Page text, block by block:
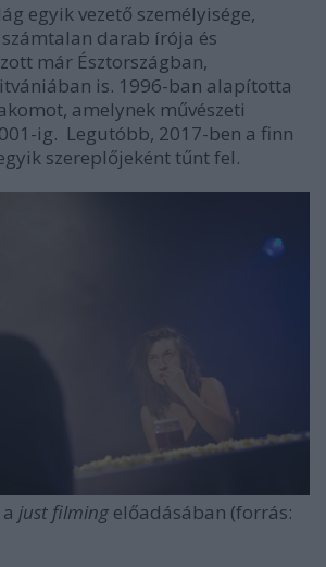
egyik vezető személyisége,
számtalan darab írója és
már Észtországban,
is. 1996-ban alapította
amelynek művészeti
ig. Legutóbb, 2017-ben a finn
szereplőjeként tűnt fel.
just filming előadásában (forrás: